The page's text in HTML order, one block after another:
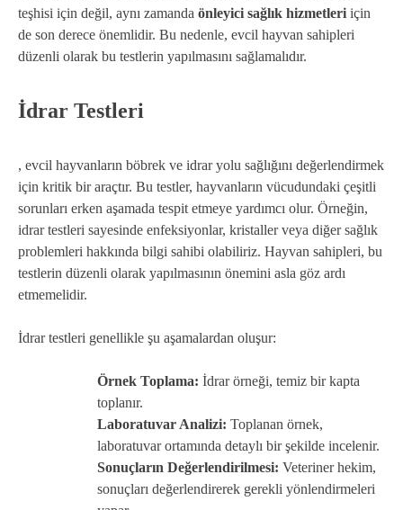
teşhisi için değil, aynı zamanda önleyici sağlık hizmetleri için
de son derece önemlidir. Bu nedenle, evcil hayvan sahipleri
düzenli olarak bu testlerin yapılmasını sağlamalıdır.
İdrar Testleri
, evcil hayvanların böbrek ve idrar yolu sağlığını değerlendirmek
için kritik bir araçtır. Bu testler, hayvanların vücudundaki çeşitli
sorunları erken aşamada tespit etmeye yardımcı olur. Örneğin,
idrar testleri sayesinde enfeksiyonlar, kristaller veya diğer sağlık
problemleri hakkında bilgi sahibi olabiliriz. Hayvan sahipleri, bu
testlerin düzenli olarak yapılmasının önemini asla göz ardı
etmemelidir.
İdrar testleri genellikle şu aşamalardan oluşur:
Örnek Toplama: İdrar örneği, temiz bir kapta
toplanır.
Laboratuvar Analizi: Toplanan örnek,
laboratuvar ortamında detaylı bir şekilde incelenir.
Sonuçların Değerlendirilmesi: Veteriner hekim,
sonuçları değerlendirerek gerekli yönlendirmeleri